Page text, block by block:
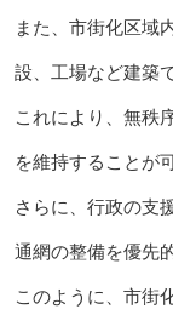
また、市街化区域
設、工場など建築
これにより、無秩
を維持することが
さらに、行政の支
通網の整備を優先
このように、市街